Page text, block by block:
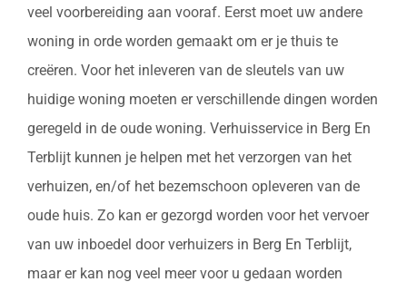
veel voorbereiding aan vooraf. Eerst moet uw andere
woning in orde worden gemaakt om er je thuis te
creëren. Voor het inleveren van de sleutels van uw
huidige woning moeten er verschillende dingen worden
geregeld in de oude woning. Verhuisservice in Berg En
Terblijt kunnen je helpen met het verzorgen van het
verhuizen, en/of het bezemschoon opleveren van de
oude huis. Zo kan er gezorgd worden voor het vervoer
van uw inboedel door verhuizers in Berg En Terblijt,
maar er kan nog veel meer voor u gedaan worden